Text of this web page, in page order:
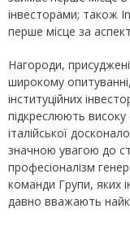
інвесторами; також
перше місце за
Нагороди,
широкому
інституційних
підкреслюють
італійської
значною увагою до
професіоналізм
команди Групи, яких
давно вважають